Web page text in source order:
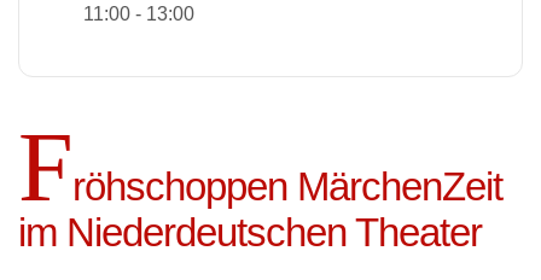
11:00 - 13:00
Fröhschoppen MärchenZeit
im Niederdeutschen Theater